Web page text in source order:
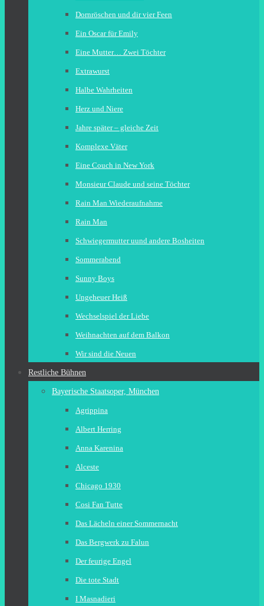
Dornröschen und dir vier Feen
Ein Oscar für Emily
Eine Mutter… Zwei Töchter
Extrawurst
Halbe Wahrheiten
Herz und Niere
Jahre später – gleiche Zeit
Komplexe Väter
Eine Couch in New York
Monsieur Claude und seine Töchter
Rain Man Wiederaufnahme
Rain Man
Schwiegermutter uund andere Bosheiten
Sommerabend
Sunny Boys
Ungeheuer Heiß
Wechselspiel der Liebe
Weihnachten auf dem Balkon
Wir sind die Neuen
Restliche Bühnen
Bayerische Staatsoper, München
Agrippina
Albert Herring
Anna Karenina
Alceste
Chicago 1930
Cosi Fan Tutte
Das Lächeln einer Sommernacht
Das Bergwerk zu Falun
Der feurige Engel
Die tote Stadt
I Masnadieri